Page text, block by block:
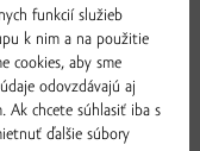
pridá na kvalite vašich
0-25 °C.
funkcií služieb
k nim a na použitie
cookies, aby sme
odovzdávajú aj
Ak chcete súhlasiť iba s
ďalšie súbory